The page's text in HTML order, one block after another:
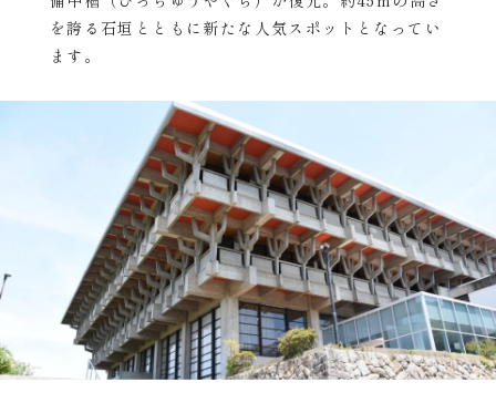
を誇る石垣とともに新たな人気スポットとなってい
ます。